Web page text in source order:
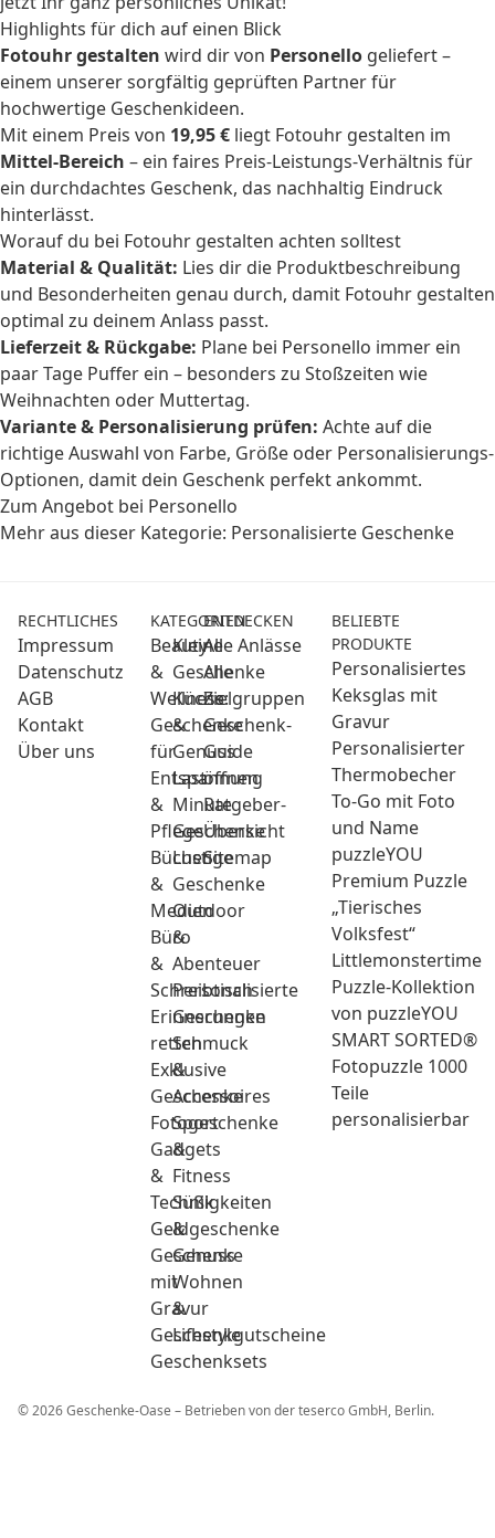
Highlights für dich auf einen Blick
Fotouhr gestalten wird dir von Personello geliefert –
einem unserer sorgfältig geprüften Partner für
hochwertige Geschenkideen.
Mit einem Preis von 19,95 € liegt Fotouhr gestalten im
Mittel-Bereich – ein faires Preis-Leistungs-Verhältnis für
ein durchdachtes Geschenk, das nachhaltig Eindruck
hinterlässt.
Worauf du bei Fotouhr gestalten achten solltest
Material & Qualität: Lies dir die Produktbeschreibung
und Besonderheiten genau durch, damit Fotouhr gestalten
optimal zu deinem Anlass passt.
Lieferzeit & Rückgabe: Plane bei Personello immer ein
paar Tage Puffer ein – besonders zu Stoßzeiten wie
Weihnachten oder Muttertag.
Variante & Personalisierung prüfen: Achte auf die
richtige Auswahl von Farbe, Größe oder Personalisierungs-
Optionen, damit dein Geschenk perfekt ankommt.
Zum Angebot bei Personello
Mehr aus dieser Kategorie: Personalisierte Geschenke
RECHTLICHES
Impressum
Datenschutz
AGB
Kontakt
Über uns
KATEGORIEN
Beauty
&
Wellness:
Geschenke
für
Entspannung
&
Pflege
Bücher
&
Medien
Büro
&
Schreibtisch
Erinnerungen
retten
Exklusive
Geschenke
Fotogeschenke
Gadgets
&
Technik
Geldgeschenke
Geschenke
mit
Gravur
Geschenkgutscheine
Geschenksets
Kleine
Geschenke
Küche
&
Genuss
Last
Minute
Geschenke
Lustige
Geschenke
Outdoor
&
Abenteuer
Personalisierte
Geschenke
Schmuck
&
Accessoires
Sport
&
Fitness
Süßigkeiten
&
Genuss
Wohnen
&
Lifestyle
ENTDECKEN
Alle Anlässe
Alle
Zielgruppen
Geschenk-
Guide
öffnen
Ratgeber-
Übersicht
Sitemap
BELIEBTE
PRODUKTE
Personalisiertes
Keksglas mit
Gravur
Personalisierter
Thermobecher
To-Go mit Foto
und Name
puzzleYOU
Premium Puzzle
„Tierisches
Volksfest“
Littlemonstertime
Puzzle-Kollektion
von puzzleYOU
SMART SORTED®
Fotopuzzle 1000
Teile
personalisierbar
© 2026 Geschenke-Oase – Betrieben von der teserco GmbH, Berlin.